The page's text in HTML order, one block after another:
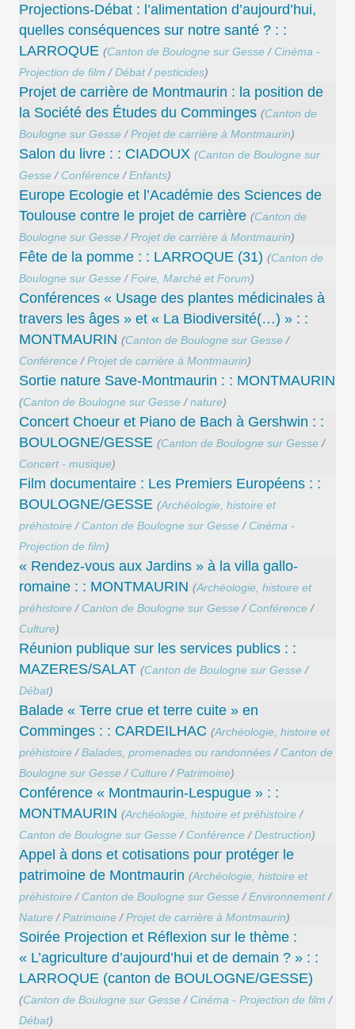
Projections-Débat : l’alimentation d’aujourd’hui,
quelles conséquences sur notre santé ? : :
LARROQUE (Canton de Boulogne sur Gesse / Cinéma -
Projection de film /Débat/pesticides)
Projet de carrière de Montmaurin : la position de
la Société des Études du Comminges (Canton de
Boulogne sur Gesse /Projet de carrière à Montmaurin)
Salon du livre : : CIADOUX (Canton de Boulogne sur
Gesse / Conférence /Enfants)
Europe Ecologie et l’Académie des Sciences de
Toulouse contre le projet de carrière (Canton de
Boulogne sur Gesse /Projet de carrière à Montmaurin)
Fête de la pomme : : LARROQUE (31) (Canton de
Boulogne sur Gesse /Foire, Marché et Forum)
Conférences « Usage des plantes médicinales à
travers les âges » et « La Biodiversité(…) » : :
MONTMAURIN (Canton de Boulogne sur Gesse /
Conférence /Projet de carrière à Montmaurin)
Sortie nature Save-Montmaurin : : MONTMAURIN
(Canton de Boulogne sur Gesse /nature)
Concert Choeur et Piano de Bach à Gershwin : :
BOULOGNE/GESSE (Canton de Boulogne sur Gesse /
Concert - musique)
Film documentaire : Les Premiers Européens : :
BOULOGNE/GESSE (Archéologie, histoire et
préhistoire / Canton de Boulogne sur Gesse / Cinéma -
Projection de film)
« Rendez-vous aux Jardins » à la villa gallo-
romaine : : MONTMAURIN (Archéologie, histoire et
préhistoire / Canton de Boulogne sur Gesse / Conférence /
Culture)
Réunion publique sur les services publics : :
MAZERES/SALAT (Canton de Boulogne sur Gesse /
Débat)
Balade « Terre crue et terre cuite » en
Comminges : : CARDEILHAC (Archéologie, histoire et
préhistoire /Balades, promenades ou randonnées / Canton de
Boulogne sur Gesse / Culture /Patrimoine)
Conférence « Montmaurin-Lespugue » : :
MONTMAURIN (Archéologie, histoire et préhistoire /
Canton de Boulogne sur Gesse / Conférence /Destruction)
Appel à dons et cotisations pour protéger le
patrimoine de Montmaurin (Archéologie, histoire et
préhistoire / Canton de Boulogne sur Gesse /Environnement/
Nature /Patrimoine /Projet de carrière à Montmaurin)
Soirée Projection et Réflexion sur le thème :
« L’agriculture d’aujourd’hui et de demain ? » : :
LARROQUE (canton de BOULOGNE/GESSE)
(Canton de Boulogne sur Gesse / Cinéma - Projection de film /
Débat)